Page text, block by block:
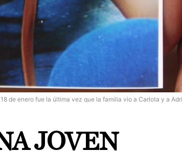
de enero fue la última vez que la familia vio a Carlota y a
JOVEN